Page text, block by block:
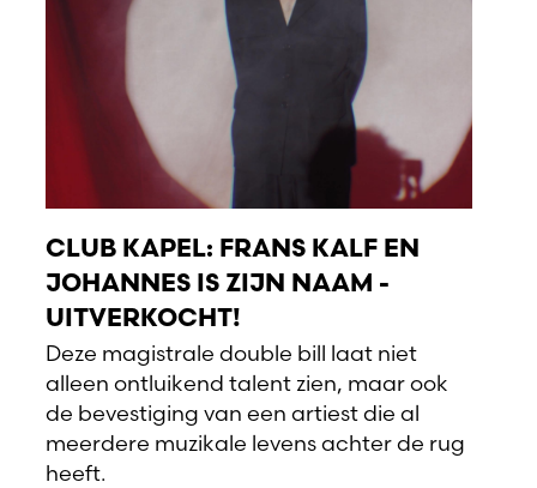
CLUB KAPEL: FRANS KALF EN
JOHANNES IS ZIJN NAAM -
UITVERKOCHT!
Deze magistrale double bill laat niet
alleen ontluikend talent zien, maar ook
de bevestiging van een artiest die al
meerdere muzikale levens achter de rug
heeft.